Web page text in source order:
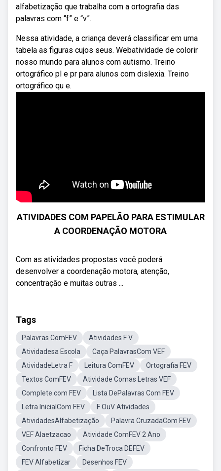
alfabetização que trabalha com a ortografia das
palavras com “f” e “v”.
Nessa atividade, a criança deverá classificar em uma
tabela as figuras cujos seus. Webatividade de colorir
nosso mundo para alunos com autismo. Treino
ortográfico pl e pr para alunos com dislexia. Treino
ortográfico qu e.
ATIVIDADES COM PAPELÃO PARA ESTIMULAR
A COORDENAÇÃO MOTORA
Com as atividades propostas você poderá
desenvolver a coordenação motora, atenção,
concentração e muitas outras ...
Tags
Palavras ComFEV
Atividades F V
Atividadesa Escola
Caça PalavrasCom VEF
AtividadeLetra F
Leitura ComFEV
Ortografia FEV
Textos ComFEV
Atividade Comas Letras VEF
Complete.com FEV
Lista DePalavras Com FEV
Letra InicialCom FEV
F OuV Atividades
AtividadesAlfabetização
Palavra CruzadaCom FEV
VEF Alaetzacao
Atividade ComFEV 2 Ano
Confronto FEV
Ficha DeTroca DEFEV
FEV Alfabetizar
Desenhos FEV